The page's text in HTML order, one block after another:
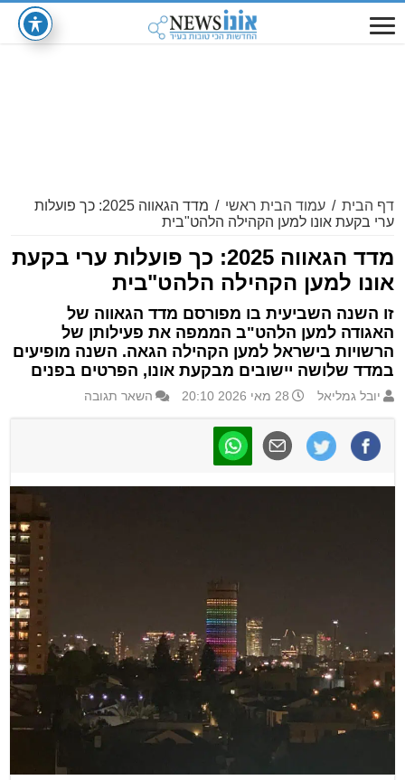
דף הבית / עמוד הבית ראשי /
מדד הגאווה 2025: כך פועלות
ערי בקעת אונו למען הקהילה הלהט"בית
מדד הגאווה 2025: כך פועלות ערי בקעת
אונו למען הקהילה הלהט"בית
זו השנה השביעית בו מפורסם מדד הגאווה של
האגודה למען הלהט"ב הממפה את פעילותן של
הרשויות בישראל למען הקהילה הגאה. השנה מופיעים
במדד שלושה יישובים מבקעת אונו, הפרטים בפנים
יובל גמליאל 28 מאי 2026 20:10 השאר תגובה